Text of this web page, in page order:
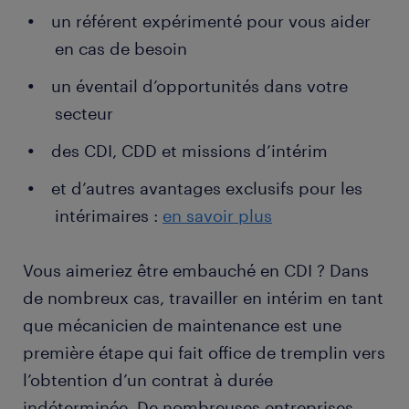
de panne d'un appareil. Il est force de proposition
dans l'entreprise afin d'éviter toute rupture des
chargé du suivi de ses interventions par la
commande et l'achat des pièces de remplacement.
un référent expérimenté pour vous aider
en cas de besoin
un éventail d’opportunités dans votre
secteur
des CDI, CDD et missions d’intérim
et d’autres avantages exclusifs pour les
intérimaires : en savoir plus
Vous aimeriez être embauché en CDI ? Dans
de nombreux cas, travailler en intérim en tant
que mécanicien de maintenance est une
première étape qui fait office de tremplin vers
l’obtention d’un contrat à durée